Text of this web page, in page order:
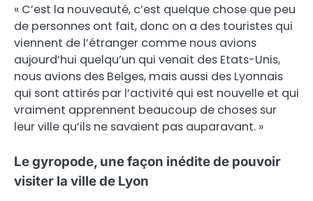
« C’est la nouveauté, c’est quelque chose que peu
de personnes ont fait, donc on a des touristes qui
viennent de l’étranger comme nous avions
aujourd’hui quelqu’un qui venait des Etats-Unis,
nous avions des Belges, mais aussi des Lyonnais
qui sont attirés par l’activité qui est nouvelle et qui
vraiment apprennent beaucoup de choses sur
leur ville qu’ils ne savaient pas auparavant. »
Le gyropode, une façon inédite de pouvoir
visiter la ville de Lyon